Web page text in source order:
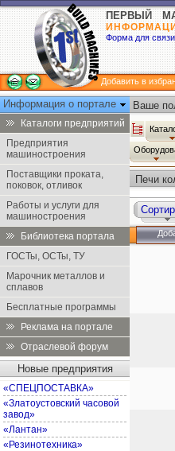
ПЕРВЫЙ
Форма для связи
Добавить в
Информация о портале
Каталоги предприятий
Предприятия
машиностроения
Поставщики проката,
поковок, отливок
Работы и услуги для
машиностроения
Библиотека портала
ГОСТы, ОСТы, ТУ
Марочник металлов и
сплавов
Бесплатные программы
Реклама на портале
Отраслевой форум
Новые предприятия
«СПЕЦПОСТАВКА»
«Златоустовский часовой
завод»
«Лантан»
«Резинотехника»
Ваше
Печи